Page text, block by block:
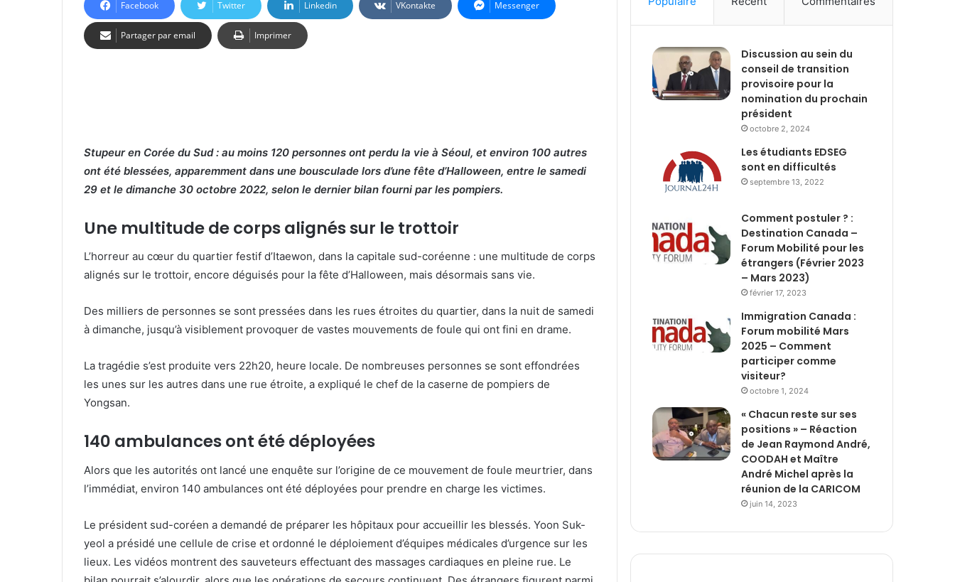
Facebook Twitter Linkedin VKontakte Messenger
Partager par email Imprimer
Stupeur en Corée du Sud : au moins 120 personnes ont perdu la vie à Séoul, et environ 100 autres
ont été blessées, apparemment dans une bousculade lors d’une fête d’Halloween, entre le samedi
29 et le dimanche 30 octobre 2022, selon le dernier bilan fourni par les pompiers.
Une multitude de corps alignés sur le trottoir
L’horreur au cœur du quartier festif d’Itaewon, dans la capitale sud-coréenne : une multitude de corps
alignés sur le trottoir, encore déguisés pour la fête d’Halloween, mais désormais sans vie.
Des milliers de personnes se sont pressées dans les rues étroites du quartier, dans la nuit de samedi
à dimanche, jusqu’à visiblement provoquer de vastes mouvements de foule qui ont fini en drame.
La tragédie s’est produite vers 22h20, heure locale. De nombreuses personnes se sont effondrées
les unes sur les autres dans une rue étroite, a expliqué le chef de la caserne de pompiers de
Yongsan.
140 ambulances ont été déployées
Alors que les autorités ont lancé une enquête sur l’origine de ce mouvement de foule meurtrier, dans
l’immédiat, environ 140 ambulances ont été déployées pour prendre en charge les victimes.
Le président sud-coréen a demandé de préparer les hôpitaux pour accueillir les blessés. Yoon Suk-
yeol a présidé une cellule de crise et ordonné le déploiement d’équipes médicales d’urgence sur les
lieux. Les vidéos montrent des sauveteurs effectuant des massages cardiaques en pleine rue. Le
Discussion au sein du
conseil de transition
provisoire pour la
nomination du prochain
président
octobre 2, 2024
Les étudiants EDSEG
sont en difficultés
septembre 13, 2022
Comment postuler ? :
Destination Canada –
Forum Mobilité pour les
étrangers (Février 2023
– Mars 2023)
février 17, 2023
Immigration Canada :
Forum mobilité Mars
2025 – Comment
participer comme
visiteur?
octobre 1, 2024
« Chacun reste sur ses
positions » – Réaction
de Jean Raymond André,
COODAH et Maître
André Michel après la
réunion de la CARICOM
juin 14, 2023